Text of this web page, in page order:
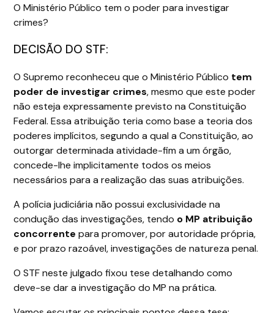
O Ministério Público tem o poder para investigar
crimes?
DECISÃO DO STF:
O Supremo reconheceu que o Ministério Público tem
poder de investigar crimes, mesmo que este poder
não esteja expressamente previsto na Constituição
Federal. Essa atribuição teria como base a teoria dos
poderes implícitos, segundo a qual a Constituição, ao
outorgar determinada atividade-fim a um órgão,
concede-lhe implicitamente todos os meios
necessários para a realização das suas atribuições.
A polícia judiciária não possui exclusividade na
condução das investigações, tendo o MP atribuição
concorrente para promover, por autoridade própria,
e por prazo razoável, investigações de natureza penal.
O STF neste julgado fixou tese detalhando como
deve-se dar a investigação do MP na prática.